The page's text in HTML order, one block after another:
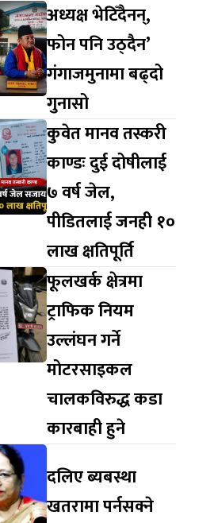
अध्यक्ष भेटिँदैनन्,
फोन पनि उठ्दैन’
गंगाजमुनामा बढ्दो
गुनासो
कुवेत मानव तस्करी
काण्डः दुई दोषीलाई
७ वर्ष जेल,
पीडितलाई जनही १०
लाख क्षतिपूर्ति
फूलखर्क क्षेत्रमा
ट्राफिक नियम
उल्लंघन गर्ने
मोटरसाइकल
चालकविरुद्ध कडा
कारबाही हुने
दलिए ब्यबस्था
खतरामा पर्नसक्ने